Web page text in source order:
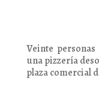
Veinte
una pizzería
plaza comercial